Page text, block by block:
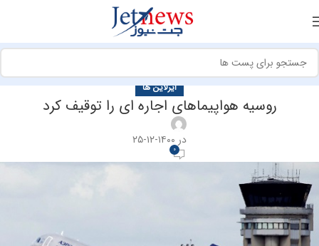
ایرلاین ها
روسیه هواپیماهای اجاره ای را توقیف کرد
در ۱۴۰۰-۱۲-۲۵
0